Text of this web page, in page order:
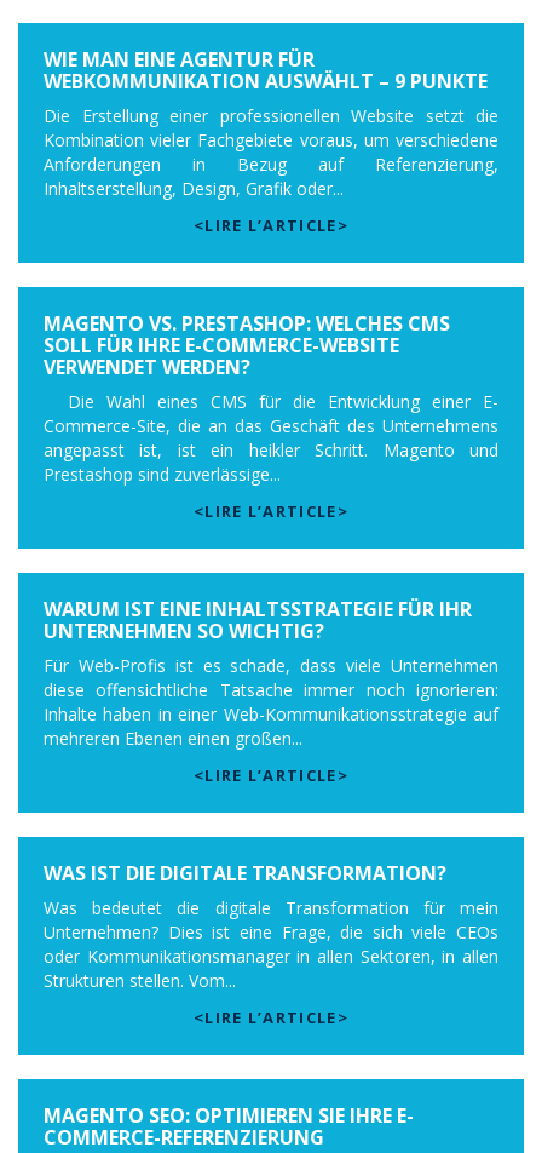
WIE MAN EINE AGENTUR FÜR
WEBKOMMUNIKATION AUSWÄHLT – 9 PUNKTE
Die Erstellung einer professionellen Website setzt die
Kombination vieler Fachgebiete voraus, um verschiedene
Anforderungen in Bezug auf Referenzierung,
Inhaltserstellung, Design, Grafik oder...
<LIRE L’ARTICLE>
MAGENTO VS. PRESTASHOP: WELCHES CMS
SOLL FÜR IHRE E-COMMERCE-WEBSITE
VERWENDET WERDEN?
Die Wahl eines CMS für die Entwicklung einer E-
Commerce-Site, die an das Geschäft des Unternehmens
angepasst ist, ist ein heikler Schritt. Magento und
Prestashop sind zuverlässige...
<LIRE L’ARTICLE>
WARUM IST EINE INHALTSSTRATEGIE FÜR IHR
UNTERNEHMEN SO WICHTIG?
Für Web-Profis ist es schade, dass viele Unternehmen
diese offensichtliche Tatsache immer noch ignorieren:
Inhalte haben in einer Web-Kommunikationsstrategie auf
mehreren Ebenen einen großen...
<LIRE L’ARTICLE>
WAS IST DIE DIGITALE TRANSFORMATION?
Was bedeutet die digitale Transformation für mein
Unternehmen? Dies ist eine Frage, die sich viele CEOs
oder Kommunikationsmanager in allen Sektoren, in allen
Strukturen stellen. Vom...
<LIRE L’ARTICLE>
MAGENTO SEO: OPTIMIEREN SIE IHRE E-
COMMERCE-REFERENZIERUNG